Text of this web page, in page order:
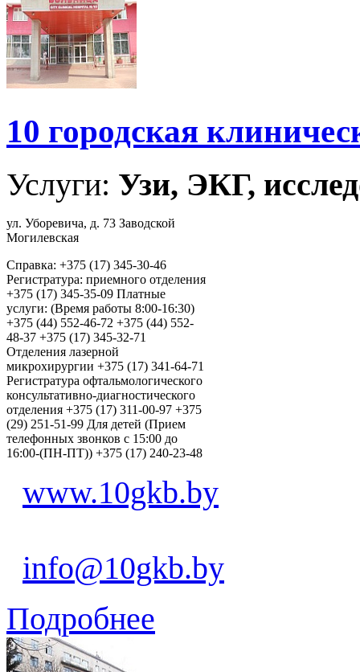
10 городская
Услуги: Узи, ЭКГ,
ул. Уборевича, д. 73 Заводской
Могилевская
Справка: +375 (17) 345-30-46
Регистратура: приемного отделения
+375 (17) 345-35-09 Платные
услуги: (Время работы 8:00-16:30)
+375 (44) 552-46-72 +375 (44) 552-
48-37 +375 (17) 345-32-71
Отделения лазерной
микрохирургии +375 (17) 341-64-71
Регистратура офтальмологического
консультативно-диагностического
отделения +375 (17) 311-00-97 +375
(29) 251-51-99 Для детей (Прием
телефонных звонков с 15:00 до
16:00-(ПН-ПТ)) +375 (17) 240-23-48
www.10gkb.by
info@10gkb.by
Подробнее